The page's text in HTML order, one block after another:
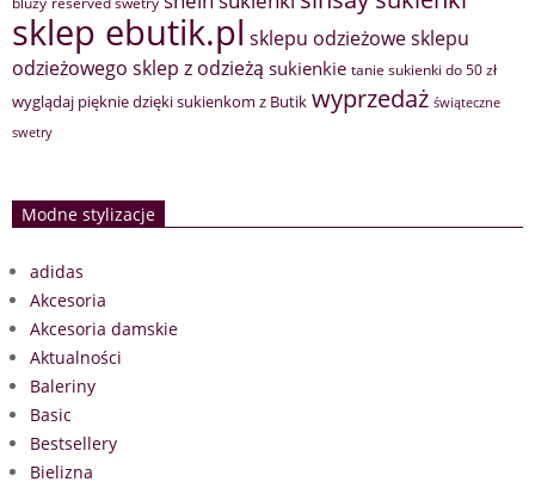
sklep ebutik.pl sklepu odzieżowesklepu
odzieżowego sklep z odzieżą sukienkie tanie sukienki do 50 zł
wyglądaj pięknie dzięki sukienkom z Butik wyprzedaż świąteczne
swetry
Modne stylizacje
adidas
Akcesoria
Akcesoria damskie
Aktualności
Baleriny
Basic
Bestsellery
Bielizna